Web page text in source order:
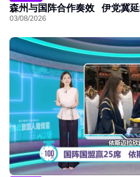
森州与国阵合作奏效 伊党冀
03/08/2026